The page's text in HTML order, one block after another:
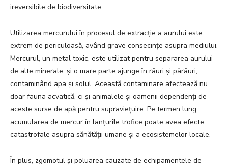
ireversibile de biodiversitate.
Utilizarea mercurului în procesul de extracție a aurului este
extrem de periculoasă, având grave consecințe asupra mediului.
Mercurul, un metal toxic, este utilizat pentru separarea aurului
de alte minerale, și o mare parte ajunge în râuri și pârâuri,
contaminând apa și solul. Această contaminare afectează nu
doar fauna acvatică, ci și animalele și oamenii dependenți de
aceste surse de apă pentru supraviețuire. Pe termen lung,
acumularea de mercur în lanțurile trofice poate avea efecte
catastrofale asupra sănătății umane și a ecosistemelor locale.
În plus, zgomotul și poluarea cauzate de echipamentele de